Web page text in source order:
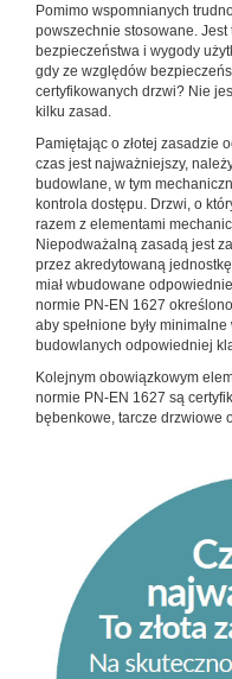
Pomimo wspomnianych
powszechnie stosowane.
bezpieczeństwa i wygody
gdy ze względów
certyfikowanych drzwi? Nie
kilku zasad.
Pamiętając o złotej zasadzie
czas jest najważniejszy,
budowlane, w tym
kontrola dostępu. Drzwi, o
razem z elementami
Niepodważalną zasadą jest
przez akredytowaną
miał wbudowane
normie PN-EN 1627
aby spełnione były
budowlanych odpowiedniej
Kolejnym obowiązkowym
normie PN-EN 1627 są
bębenkowe, tarcze drzwiowe